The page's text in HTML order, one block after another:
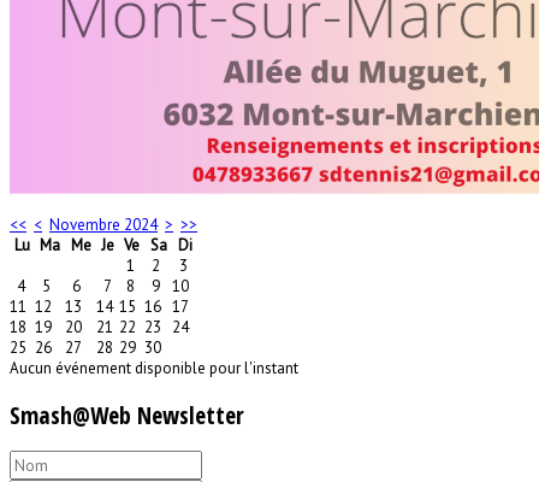
<< < Novembre 2024 > >>
Lu Ma Me Je Ve Sa Di
1
2
3
4
5 6 7 8 9 10
11 12 13 14 15 16 17
18 19 20 21 22 23
24
25 26 27 28 29 30
Aucun événement disponible pour l'instant
Smash@Web Newsletter